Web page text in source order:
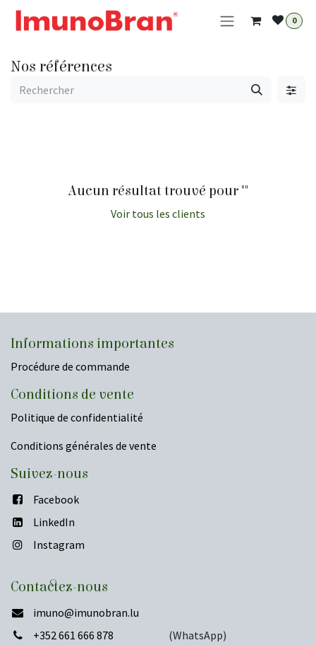
Se rendre au contenu
0
Nos références
Aucun résultat trouvé pour ""
Voir tous les clients
Informations importantes
Procédure de commande
Conditions de vente
Politique de confidentialité
Conditions générales de vente
​Suivez-nous
Facebook
LinkedIn
Instagram
Contactez-nous
imuno@imunobran.lu
+352 661 666 878
(WhatsApp)